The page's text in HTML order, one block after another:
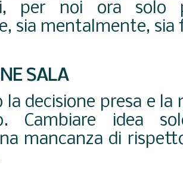
per noi ora solo
sia mentalmente,
SALA
decisione presa e la
Cambiare idea
mancanza di